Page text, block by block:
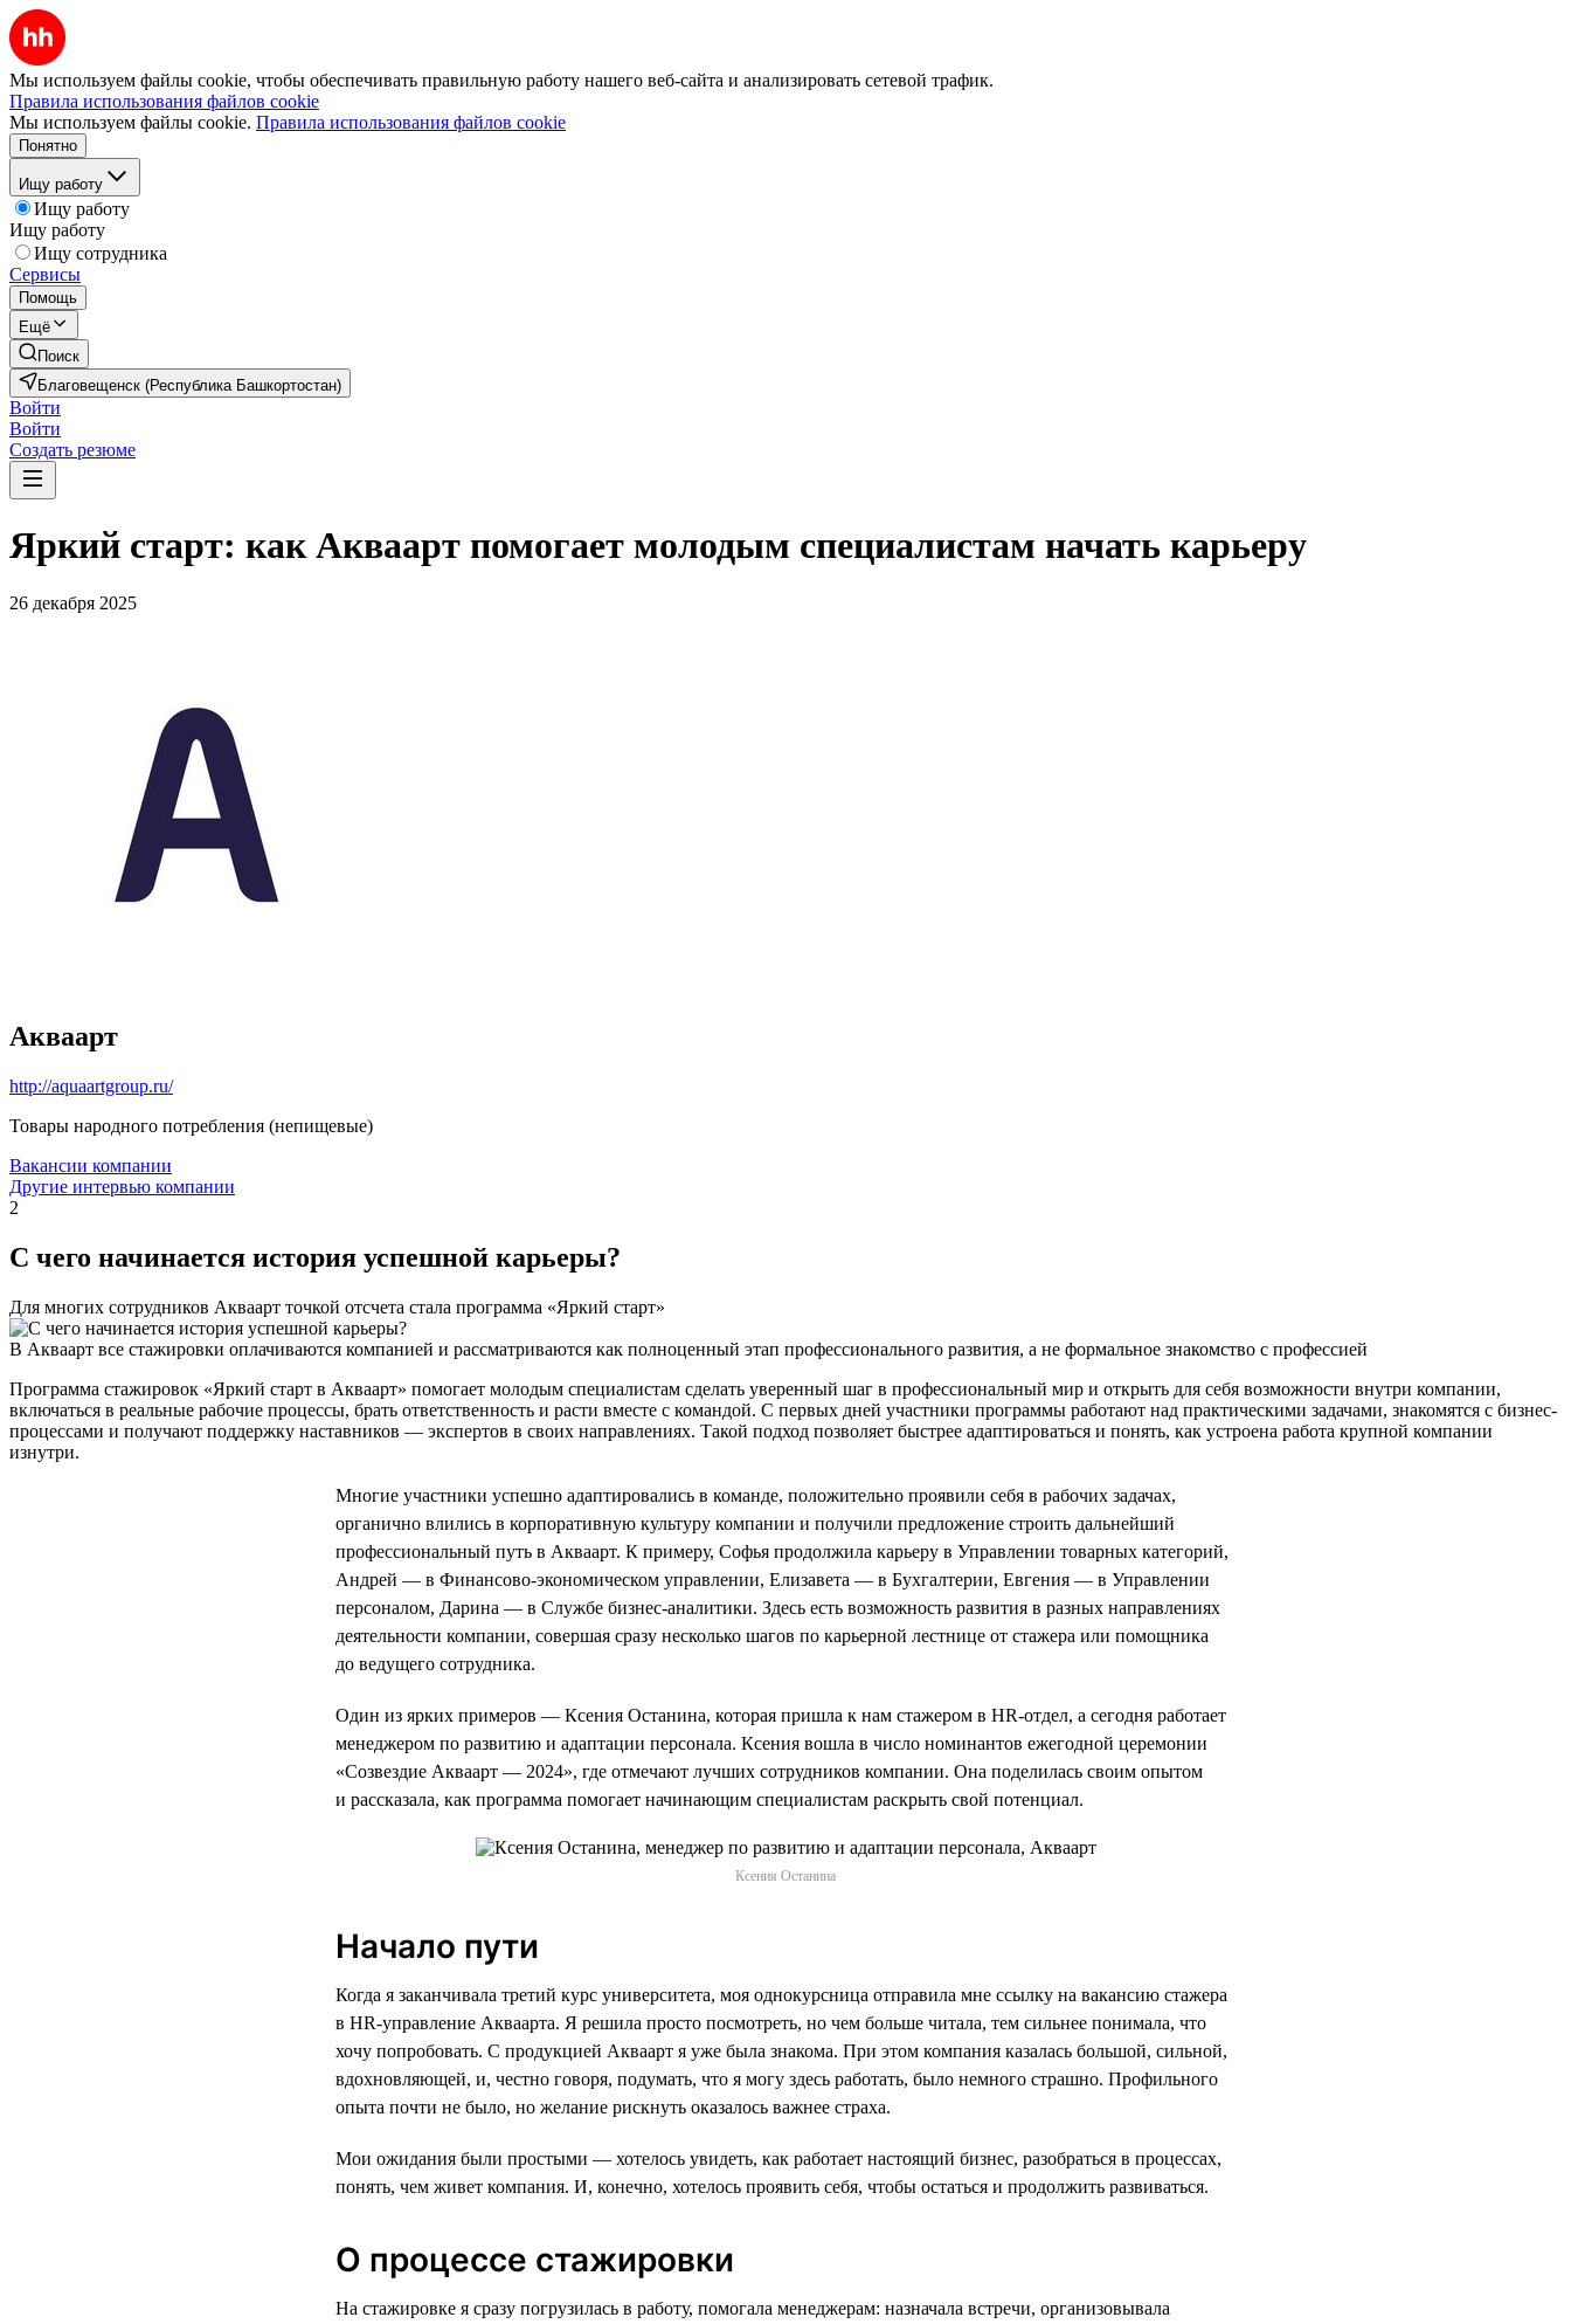
Мы используем файлы cookie, чтобы обеспечивать правильную работу нашего веб-сайта и анализировать сетевой трафик.
Правила использования файлов cookie
Мы используем файлы cookie. Правила использования файлов cookie
Понятно
Ищу работу
Ищу работу
Ищу работу
Ищу сотрудника
Сервисы
Помощь
Ещё
Поиск
Благовещенск (Республика Башкортостан)
Войти
Войти
Создать резюме
Яркий старт: как Акваарт помогает молодым специалистам начать карьеру
26 декабря 2025
Акваарт
http://aquaartgroup.ru/
Товары народного потребления (непищевые)
Вакансии компании
Другие интервью компании
2
С чего начинается история успешной карьеры?
Для многих сотрудников Акваарт точкой отсчета стала программа «Яркий старт»
В Акваарт все стажировки оплачиваются компанией и рассматриваются как полноценный этап профессионального развития, а не формальное знакомство с профессией
Программа стажировок «Яркий старт в Акваарт» помогает молодым специалистам сделать уверенный шаг в профессиональный мир и открыть для себя возможности внутри компании,
включаться в реальные рабочие процессы, брать ответственность и расти вместе с командой. С первых дней участники программы работают над практическими задачами, знакомятся с бизнес-
процессами и получают поддержку наставников — экспертов в своих направлениях. Такой подход позволяет быстрее адаптироваться и понять, как устроена работа крупной компании
изнутри.
Многие участники успешно адаптировались в команде, положительно проявили себя в рабочих задачах,
органично влились в корпоративную культуру компании и получили предложение строить дальнейший
профессиональный путь в Акваарт. К примеру, Софья продолжила карьеру в Управлении товарных категорий,
Андрей — в Финансово-экономическом управлении, Елизавета — в Бухгалтерии, Евгения — в Управлении
персоналом, Дарина — в Службе бизнес-аналитики. Здесь есть возможность развития в разных направлениях
деятельности компании, совершая сразу несколько шагов по карьерной лестнице от стажера или помощника
до ведущего сотрудника.
Один из ярких примеров — Ксения Останина, которая пришла к нам стажером в HR-отдел, а сегодня работает
менеджером по развитию и адаптации персонала. Ксения вошла в число номинантов ежегодной церемонии
«Созвездие Акваарт — 2024», где отмечают лучших сотрудников компании. Она поделилась своим опытом
и рассказала, как программа помогает начинающим специалистам раскрыть свой потенциал.
Ксения Останина
Начало пути
Когда я заканчивала третий курс университета, моя однокурсница отправила мне ссылку на вакансию стажера
в HR-управление Акваарта. Я решила просто посмотреть, но чем больше читала, тем сильнее понимала, что
хочу попробовать. С продукцией Акваарт я уже была знакома. При этом компания казалась большой, сильной,
вдохновляющей, и, честно говоря, подумать, что я могу здесь работать, было немного страшно. Профильного
опыта почти не было, но желание рискнуть оказалось важнее страха.
Мои ожидания были простыми — хотелось увидеть, как работает настоящий бизнес, разобраться в процессах,
понять, чем живет компания. И, конечно, хотелось проявить себя, чтобы остаться и продолжить развиваться.
О процессе стажировки
На стажировке я сразу погрузилась в работу, помогала менеджерам: назначала встречи, организовывала